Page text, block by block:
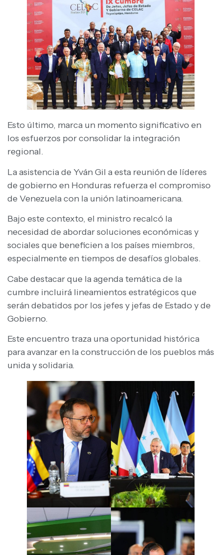
Esto último, marca un momento significativo en
los esfuerzos por consolidar la integración
regional.
La asistencia de Yván Gil a esta reunión de líderes
de gobierno en Honduras refuerza el compromiso
de Venezuela con la unión latinoamericana.
Bajo este contexto, el ministro recalcó la
necesidad de abordar soluciones económicas y
sociales que beneficien a los países miembros,
especialmente en tiempos de desafíos globales.
Cabe destacar que la agenda temática de la
cumbre incluirá lineamientos estratégicos que
serán debatidos por los jefes y jefas de Estado y de
Gobierno.
Este encuentro traza una oportunidad histórica
para avanzar en la construcción de los pueblos más
unida y solidaria.